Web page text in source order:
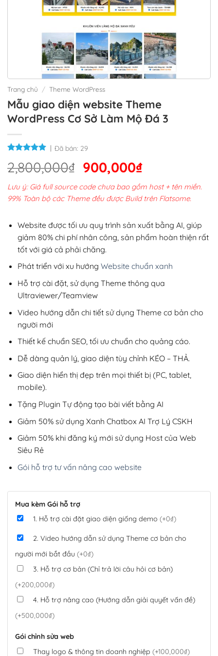
Trang chủ / Theme WordPress
Mẫu giao diện website Theme
WordPress Cơ Sở Làm Mộ Đá 3
Đã bán: 29
2,800,000₫ Giá
gốc
là:
2,800,000₫.
900,000₫Giá
hiện
tại
900,000₫.
Lưu ý: Giá full source code chưa bao gồm host + tên miền.
99% Toàn bộ các Theme đều được Build trên Flatsome.
Website được tối ưu quy trình sản xuất bằng AI, giúp
giảm 80% chi phí nhân công, sản phẩm hoàn thiện rất
tốt với giá cả phải chăng.
Phát triển với xu hướng Website chuẩn xanh
Hỗ trợ cài đặt, sử dụng Theme thông qua
Ultraviewer/Teamview
Video hướng dẫn chi tiết sử dụng Theme cơ bản cho
người mới
Thiết kế chuẩn SEO, tối ưu chuẩn cho quảng cáo.
Dễ dàng quản lý, giao diện tùy chỉnh KÉO – THẢ.
Giao diện hiển thị đẹp trên mọi thiết bị (PC, tablet,
mobile).
Tặng Plugin Tự động tạo bài viết bằng AI
Giảm 50% sử dụng Xanh Chatbox AI Trợ Lý CSKH
Giảm 50% khi đăng ký mới sử dụng Host của Web
Siêu Rẻ
Gói hỗ trợ tư vấn nâng cao website
Mua kèm Gói hỗ trợ
1. Hỗ trợ cài đặt giao diện giống demo (+0₫)
2. Video hướng dẫn sử dụng Theme cơ bản cho
người mới bắt đầu (+0₫)
3. Hỗ trợ cơ bản (Chỉ trả lời câu hỏi cơ bản)
(+200,000₫)
4. Hỗ trợ nâng cao (Hướng dẫn giải quyết vấn đề)
(+500,000₫)
Gói chỉnh sửa web
Thay logo & thông tin doanh nghiệp (+100,000₫)